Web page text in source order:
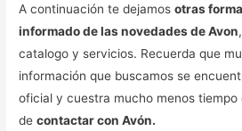
A continuación te dejamosotras
informado de las novedades de Avon
catalogo y servicios. Recuerda que
información que buscamos se
oficial y cuestra mucho menos
decontactar con Avón.